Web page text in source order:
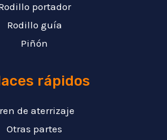
portador
Rodillo guía
Piñón
rápidos
de aterrizaje
Otras partes